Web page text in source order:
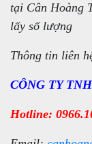
tại Cân Hoàng
lấy số lượng
Thông tin liên
CÔNG TY
Hotline: